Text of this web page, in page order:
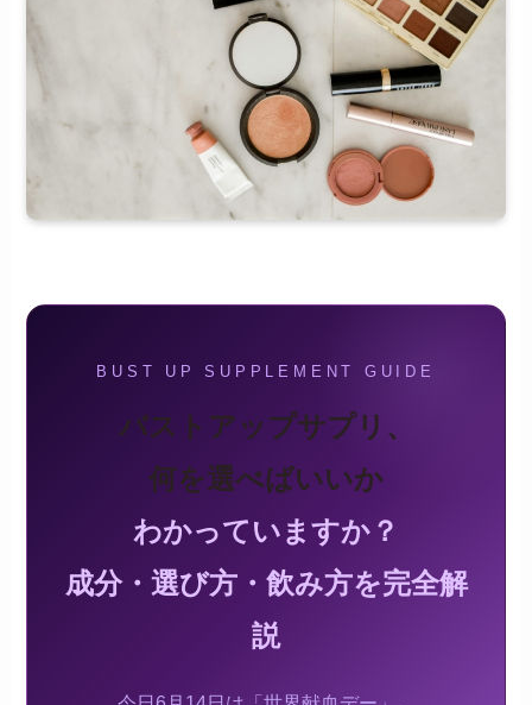
BUST UP SUPPLEMENT GUIDE
バストアップサプリ、
何を選べばいいか
わかっていますか？
成分・選び方・飲み方を完全解
説